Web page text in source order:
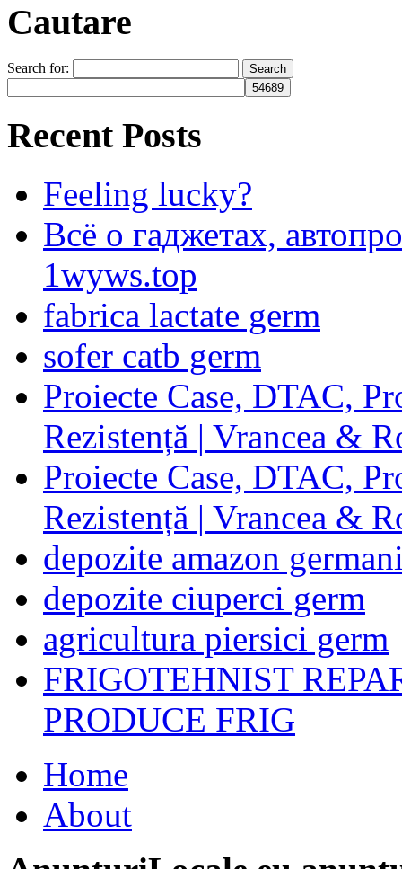
Cautare
Search for:
Recent Posts
Feeling lucky?
Всё о гаджетах,
1wyws.top
fabrica lactate germ
sofer catb germ
Proiecte Case, DTAC,
Rezistență | Vrancea &
Proiecte Case, DTAC,
Rezistență | Vrancea &
depozite amazon
depozite ciuperci germ
agricultura piersici germ
FRIGOTEHNIST
PRODUCE FRIG
Home
About